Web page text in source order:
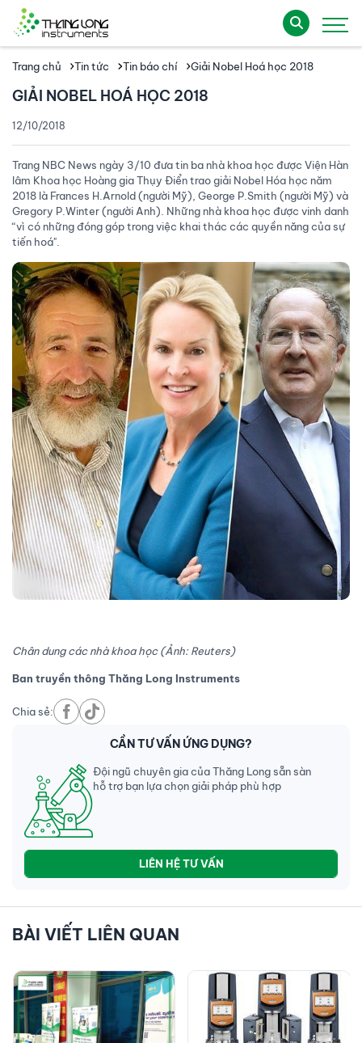
Trang chủ Tin tức Tin báo chí Giải Nobel Hoá học 2018
GIẢI NOBEL HOÁ HỌC 2018
12/10/2018
Trang NBC News ngày 3/10 đưa tin ba nhà khoa học được Viện Hàn
lâm Khoa học Hoàng gia Thụy Điển trao giải Nobel Hóa học năm
2018 là Frances H.Arnold (người Mỹ), George P.Smith (người Mỹ) và
Gregory P.Winter (người Anh). Những nhà khoa học được vinh danh
“vì có những đóng góp trong việc khai thác các quyền năng của sự
tiến hoá".
Chân dung các nhà khoa học (Ảnh: Reuters)
Ban truyền thông Thăng Long Instruments
Chia sẻ:
CẦN TƯ VẤN ỨNG DỤNG?
Đội ngũ chuyên gia của Thăng Long sẵn sàn
hỗ trợ bạn lựa chọn giải pháp phù hợp
LIÊN HỆ TƯ VẤN
BÀI VIẾT LIÊN QUAN